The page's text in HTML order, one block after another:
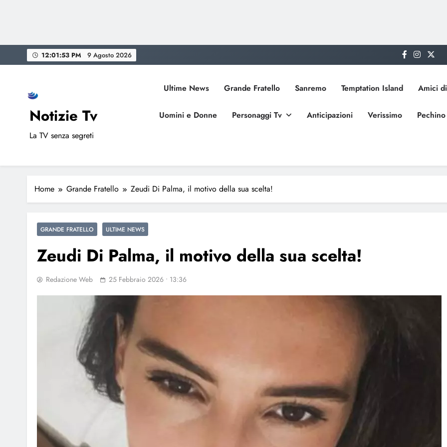
to
12:01:54 PM 9 Agosto 2026
Notizie Tv
La TV senza segreti
Ultime News Grande Fratello Sanremo Temptation Island Amici
Uomini e Donne Personaggi Tv Anticipazioni Verissimo
Home Grande Fratello Zeudi Di Palma, il motivo della sua scelta!
GRANDE FRATELLO ULTIME NEWS
Zeudi Di Palma, il motivo della sua scelta!
Redazione Web 25 Febbraio 2026 • 13:36